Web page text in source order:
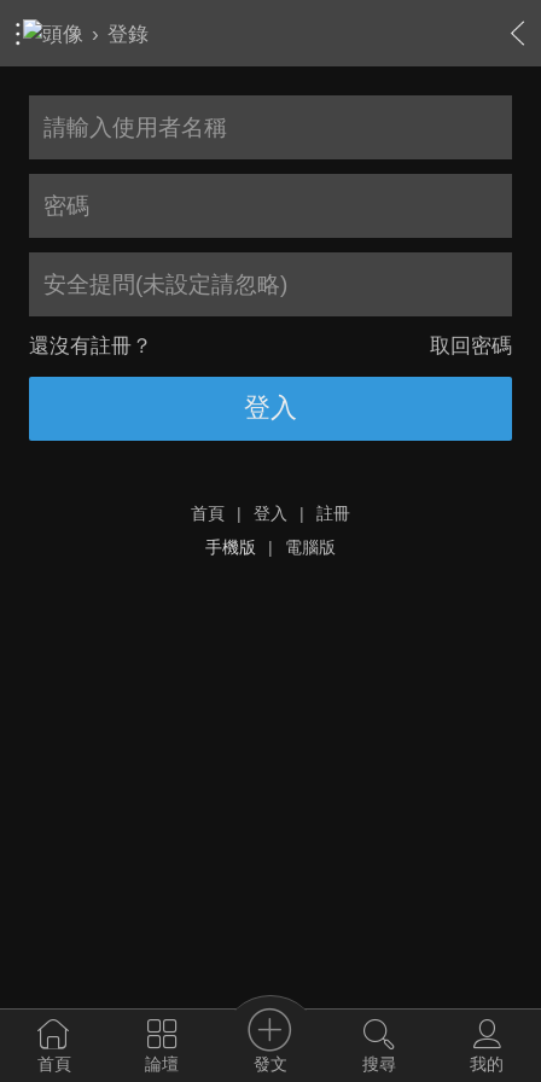
› 登錄
安全提問(未設定請忽略)
還沒有註冊？ 取回密碼
登入
首頁 | 登入 |
註冊
手機版
| 電腦版
首頁 論壇 發文 搜尋 我的